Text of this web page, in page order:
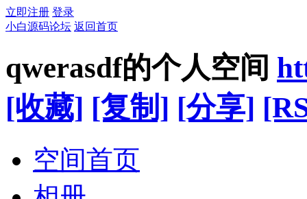
立即注册 登录
小白源码论坛 返回首页
qwerasdf的个人空间
[收藏] [复制] [分享]
空间首页